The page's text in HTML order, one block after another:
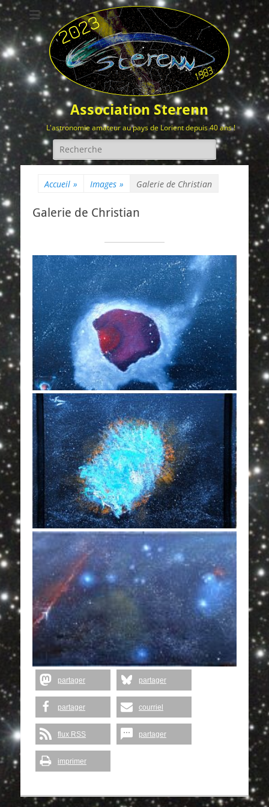
Association Sterenn
L'astronomie amateur au pays de Lorient depuis 40 ans !
Rechercher :
Accueil » Images » Galerie de Christian
Galerie de Christian
partager partager
partager courriel
flux RSS partager
imprimer